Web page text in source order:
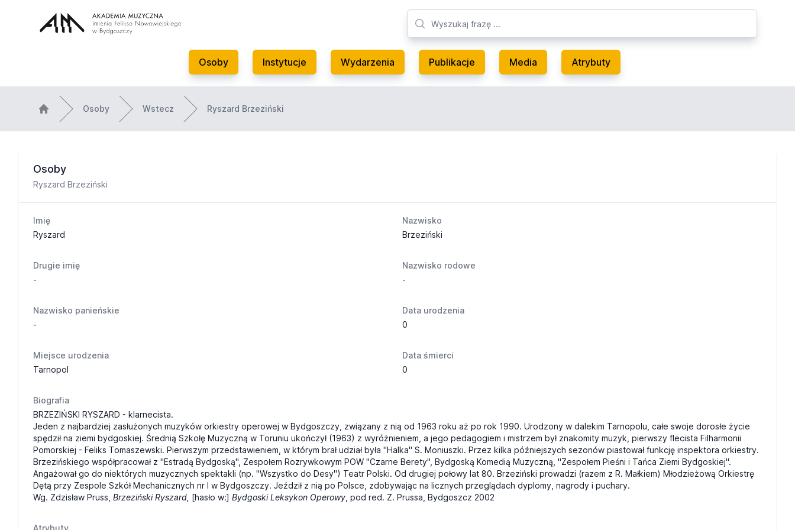
Osoby Instytucje Wydarzenia Publikacje Media Atrybuty
Osoby Wstecz Ryszard Brzeziński
Osoby
Ryszard Brzeziński
Imię
Ryszard
Nazwisko
Brzeziński
Drugie imię
-
Nazwisko rodowe
-
Nazwisko panieńskie
-
Data urodzenia
0
Miejsce urodzenia
Tarnopol
Data śmierci
0
Biografia
BRZEZIŃSKI RYSZARD - klarnecista.
Jeden z najbardziej zasłużonych muzyków orkiestry operowej w Bydgoszczy, związany z nią od 1963 roku aż po rok 1990. Urodzony w dalekim Tarnopolu, całe swoje dorosłe życie
spędził na ziemi bydgoskiej. Średnią Szkołę Muzyczną w Toruniu ukończył (1963) z wyróżnieniem, a jego pedagogiem i mistrzem był znakomity muzyk, pierwszy flecista Filharmonii
Pomorskiej - Feliks Tomaszewski. Pierwszym przedstawieniem, w którym brał udział była "Halka" S. Moniuszki. Przez kilka późniejszych sezonów piastował funkcję inspektora orkiestry.
Brzezińskiego współpracował z "Estradą Bydgoską", Zespołem Rozrywkowym POW "Czarne Berety", Bydgoską Komedią Muzyczną, "Zespołem Pieśni i Tańca Ziemi Bydgoskiej".
Angażował go do niektórych muzycznych spektakli (np. "Wszystko do Desy") Teatr Polski. Od drugiej połowy lat 80. Brzeziński prowadzi (razem z R. Małkiem) Młodzieżową Orkiestrę
Dętą przy Zespole Szkół Mechanicznych nr l w Bydgoszczy. Jeździł z nią po Polsce, zdobywając na licznych przeglądach dyplomy, nagrody i puchary.
Wg. Zdzisław Pruss, Brzeziński Ryszard, [hasło w:] Bydgoski Leksykon Operowy , pod red. Z. Prussa, Bydgoszcz 2002
Atrybuty